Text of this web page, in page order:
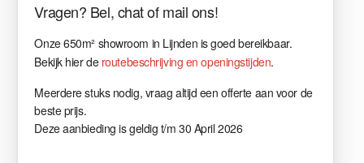
Vragen? Bel, chat of mail ons!
Onze 650m² showroom in Lijnden is goed bereikbaar.
Bekijk hier de routebeschrijving en openingstijden.
Meerdere stuks nodig, vraag altijd een offerte aan voor de
beste prijs.
Deze aanbieding is geldig t/m 30 April 2026